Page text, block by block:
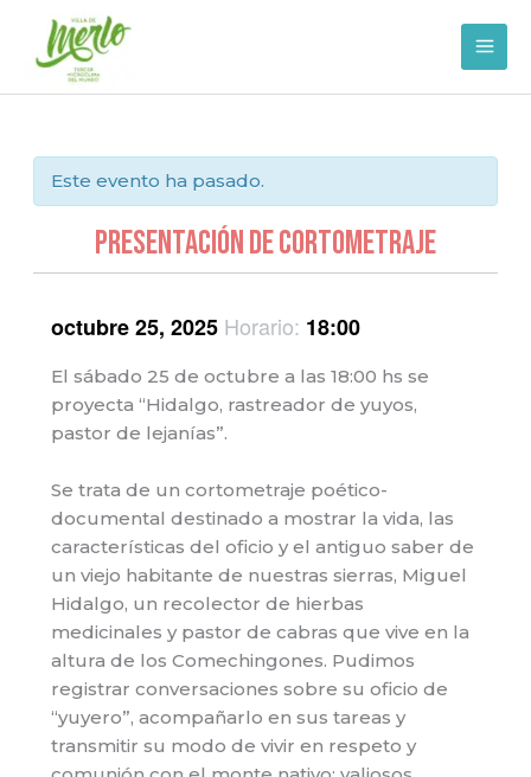
contenido
Este evento ha pasado.
PRESENTACIÓN DE CORTOMETRAJE
octubre 25, 2025 Horario: 18:00
El sábado 25 de octubre a las 18:00 hs se
proyecta “Hidalgo, rastreador de yuyos,
pastor de lejanías”.
Se trata de un cortometraje poético-
documental destinado a mostrar la vida, las
características del oficio y el antiguo saber de
un viejo habitante de nuestras sierras, Miguel
Hidalgo, un recolector de hierbas
medicinales y pastor de cabras que vive en la
altura de los Comechingones. Pudimos
registrar conversaciones sobre su oficio de
“yuyero”, acompañarlo en sus tareas y
transmitir su modo de vivir en respeto y